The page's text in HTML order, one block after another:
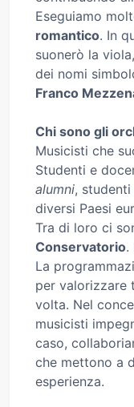
Eseguiamo
romantico. In
suonerò la
dei nomi
Franco
Chi sono gli
Musicisti che
Studenti e
alumni, studenti
diversi Paesi
Tra di loro ci
Conservatorio.
La
per valorizzare
volta. Nel
musicisti
caso,
che mettono a
esperienza.